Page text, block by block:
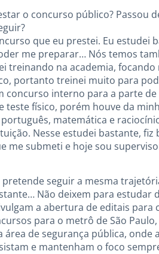
o concurso público? Passou
que eu prestei. Eu estudei
me preparar… Nós temos
treinando na academia,
portanto treinei muito para
interno para a parte de
teste físico, porém houve da
matemática e
Nesse estudei bastante, fiz
me submeti e hoje sou
seguir a mesma
Não deixem para estudar
a abertura de editais para
para o metrô de São
de segurança pública, onde
e mantenham o foco